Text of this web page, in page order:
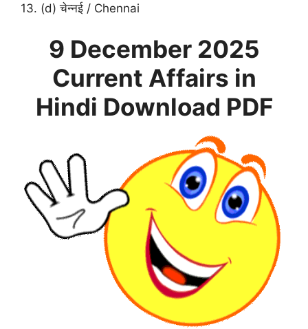
13. (d) चेन्नई / Chennai
9 December2025
Current Affairs in
Hindi Download PDF